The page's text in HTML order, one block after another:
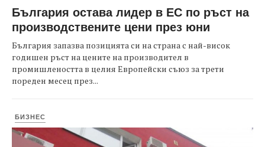
България остава лидер в ЕС по ръст на
производствените цени през юни
България запазва позицията си на страна с най-висок
годишен ръст на цените на производител в
промишлеността в целия Европейски съюз за трети
пореден месец през...
БИЗНЕС